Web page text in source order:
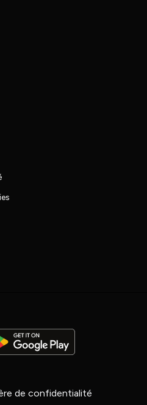
de confidentialité